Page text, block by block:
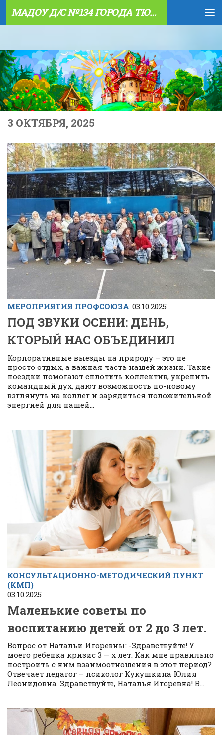
Skip to content МАДОУ Д/С №134 ГОРОДА ТЮМЕНИ
3 ОКТЯБРЯ, 2025
МЕРОПРИЯТИЯ ПРОФСОЮЗА 03.10.2025
ПОД ЗВУКИ ОСЕНИ: ДЕНЬ,
КТОРЫЙ НАС ОБЪЕДИНИЛ
Корпоративные выезды на природу – это не
просто отдых, а важная часть нашей жизни. Такие
поездки помогают сплотить коллектив, укрепить
командный дух, дают возможность по-новому
взглянуть на коллег и зарядиться положительной
энергией для нашей...
КОНСУЛЬТАЦИОННО-МЕТОДИЧЕСКИЙ ПУНКТ
(КМП)
03.10.2025
Маленькие советы по
воспитанию детей от 2 до 3 лет.
Вопрос от Натальи Игоревны: -Здравствуйте! У
моего ребенка кризис 3 — х лет. Как мне правильно
построить с ним взаимоотношения в этот период?
Отвечает педагог – психолог Кукушкина Юлия
Леонидовна. Здравствуйте, Наталья Игоревна! В...